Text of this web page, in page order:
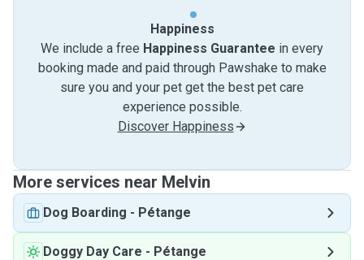
Happiness
We include a free Happiness Guarantee in every
booking made and paid through Pawshake to make
sure you and your pet get the best pet care
experience possible.
Discover Happiness
More services near Melvin
Dog Boarding - Pétange
Doggy Day Care - Pétange